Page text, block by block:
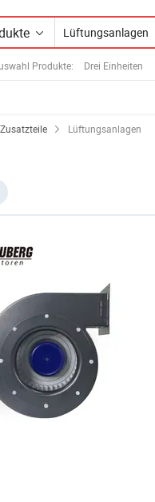
Produkte: Drei Einheiten
Lüftungsanlagen